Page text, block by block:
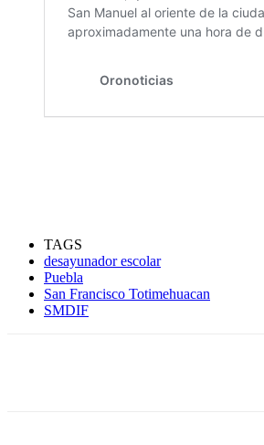
TAGS
desayunador escolar
Puebla
San Francisco Totimehuacan
SMDIF